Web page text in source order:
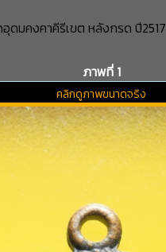
มคงคาคีรีเขต หลังกรด ปี2517
ภาพที่ 1
คลิกดูภาพขนาดจริง